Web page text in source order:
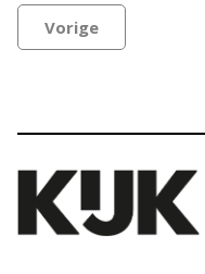
Vorige